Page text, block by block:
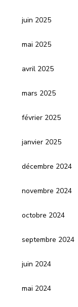
juin 2025
mai 2025
avril 2025
mars 2025
février 2025
janvier 2025
décembre 2024
novembre 2024
octobre 2024
septembre 2024
juin 2024
mai 2024